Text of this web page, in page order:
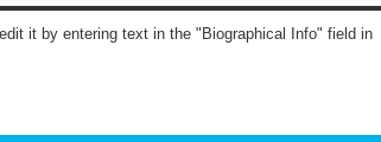
it by entering text in the "Biographical Info" field in